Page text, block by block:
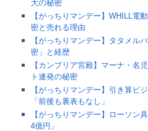
大の秘密
【がっちりマンデー】WHILL電
密と売れる理由
【がっちりマンデー】タタメル
密」と経歴
【カンブリア宮殿】マーナ・名
ト連発の秘密
【がっちりマンデー】引き算ビ
「前後も裏表もなし」
【がっちりマンデー】ローソン
4億円」